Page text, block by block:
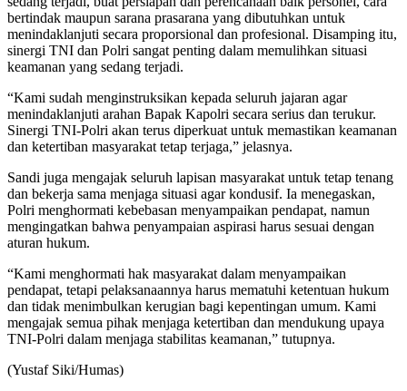
bertindak maupun sarana prasarana yang dibutuhkan untuk
menindaklanjuti secara proporsional dan profesional. Disamping itu,
sinergi TNI dan Polri sangat penting dalam memulihkan situasi
keamanan yang sedang terjadi.
“Kami sudah menginstruksikan kepada seluruh jajaran agar
menindaklanjuti arahan Bapak Kapolri secara serius dan terukur.
Sinergi TNI-Polri akan terus diperkuat untuk memastikan keamanan
dan ketertiban masyarakat tetap terjaga,” jelasnya.
Sandi juga mengajak seluruh lapisan masyarakat untuk tetap tenang
dan bekerja sama menjaga situasi agar kondusif. Ia menegaskan,
Polri menghormati kebebasan menyampaikan pendapat, namun
mengingatkan bahwa penyampaian aspirasi harus sesuai dengan
aturan hukum.
“Kami menghormati hak masyarakat dalam menyampaikan
pendapat, tetapi pelaksanaannya harus mematuhi ketentuan hukum
dan tidak menimbulkan kerugian bagi kepentingan umum. Kami
mengajak semua pihak menjaga ketertiban dan mendukung upaya
TNI-Polri dalam menjaga stabilitas keamanan,” tutupnya.
(Yustaf Siki/Humas)